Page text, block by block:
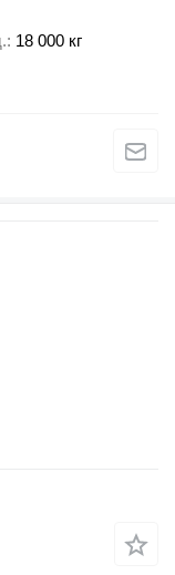
18 000 кг